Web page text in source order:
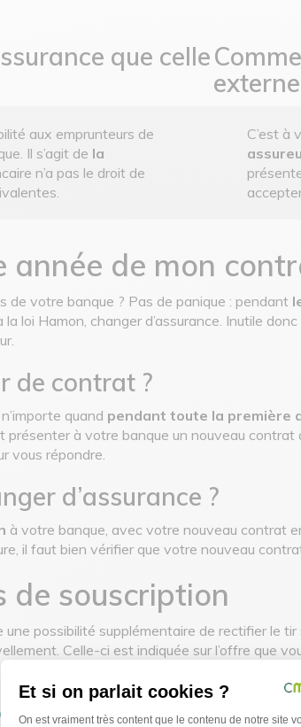
que celle
aux emprunteurs de
Il s’agit de la
n’a pas le droit de
C’est à
année de mon
de votre banque ? Pas de panique : pendant
la loi Hamon, changer d’assurance. Inutile
de contrat ?
quand pendant toute la première
présenter à votre banque un nouveau contrat
vous répondre.
d’assurance ?
à votre banque, avec votre nouveau contrat
il faut bien vérifier que votre nouveau
de souscription
une possibilité supplémentaire de rectifier le
Celle-ci est indiquée sur l’offre que
est la même que celle de la signature
Et si on parlait cookies ?
Plateforme de Gestion du
On est vraiment très content que le contenu de notre site